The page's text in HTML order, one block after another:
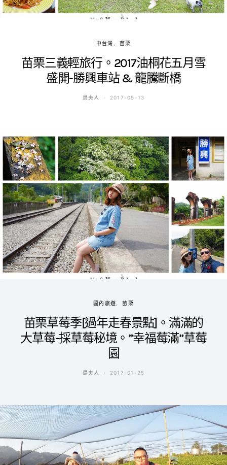
中台灣 苗栗
苗栗三義輕旅行。2017油桐花五月雪
盛開-勝興車站 & 龍騰斷橋
鳥夫人 2017-05-13
國內旅遊 苗栗
苗栗草莓季[過年走春景點]。滿滿的
大草莓-採草莓秘境。”幸福莓滿”草莓
園
鳥夫人 2017-01-25